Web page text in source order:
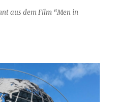
aus dem Film “Men in